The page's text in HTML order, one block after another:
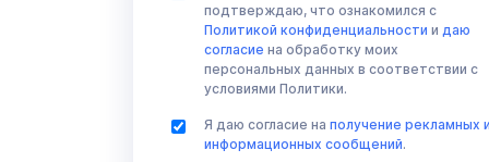
подтверждаю, что ознакомился с
Политикой конфиденциальности и даю
согласие на обработку моих
персональных данных в соответствии с
условиями Политики.
Я даю согласие на получение рекламных
информационных сообщений.